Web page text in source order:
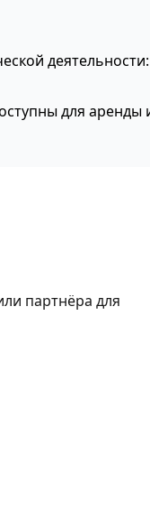
для аренды
партнёра для